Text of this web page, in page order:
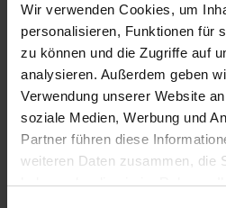
Wir verwenden Cookies, um
personalisieren, Funktionen für
zu können und die Zugriffe auf
analysieren. Außerdem geben
Verwendung unserer Website
soziale Medien, Werbung und
Partner führen diese
weiteren Daten zusammen, die
haben oder die sie im Rahmen
Akademiker